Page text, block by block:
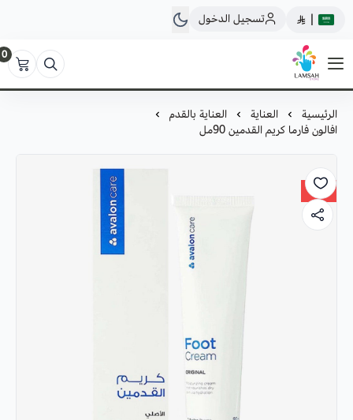
| تسجيل الدخول
لمسة ستور
0
الرئيسية العناية
العناية بالقدم
افالون فارما كريم القدمين 90مل
41%